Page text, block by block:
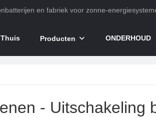
en fabriek voor zonne-
Thuis Producten ONDERHOUD
- Uitschakeling